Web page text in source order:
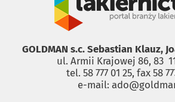
GOLDMAN s.c. Sebastian Klauz,
ul. Armii Krajowej 86, 83
tel. 58 777 01 25, fax 58
e-mail: